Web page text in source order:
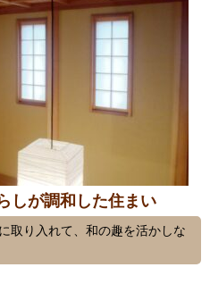
しが調和した住まい
取り入れて、和の趣を活かしな